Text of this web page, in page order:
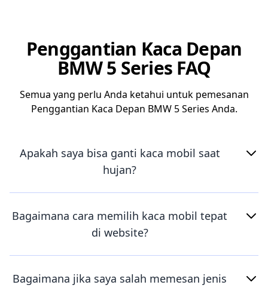
Penggantian Kaca Depan
BMW 5 Series FAQ
Semua yang perlu Anda ketahui untuk pemesanan
Penggantian Kaca Depan BMW 5 Series Anda.
Apakah saya bisa ganti kaca mobil saat
hujan?
Bagaimana cara memilih kaca mobil tepat
di website?
Bagaimana jika saya salah memesan jenis